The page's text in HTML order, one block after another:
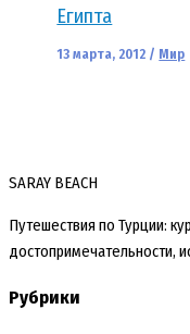
Египта
13 марта, 2012 / Мир
SARAY BEACH
Путешествия по Турции:
достопримечательности,
Рубрики